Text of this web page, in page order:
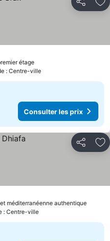
Partager
étageConsulter les prix
: Centre-ville
Consulter les prix
Partager
méditerranéenne authentique
: Centre-ville